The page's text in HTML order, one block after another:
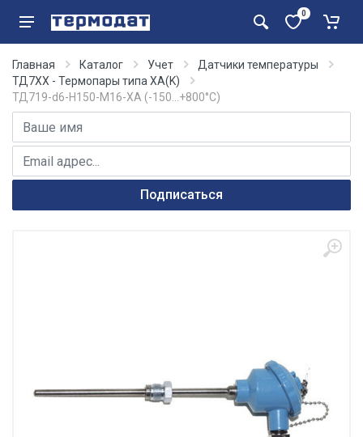
0
Главная Каталог Учет
Датчики температуры
ТД7ХХ - Термопары типа ХА(K)
ТД719-d6-H150-M16-ХА (-150…+800°С)
Имя
E-mail адрес
Подписаться